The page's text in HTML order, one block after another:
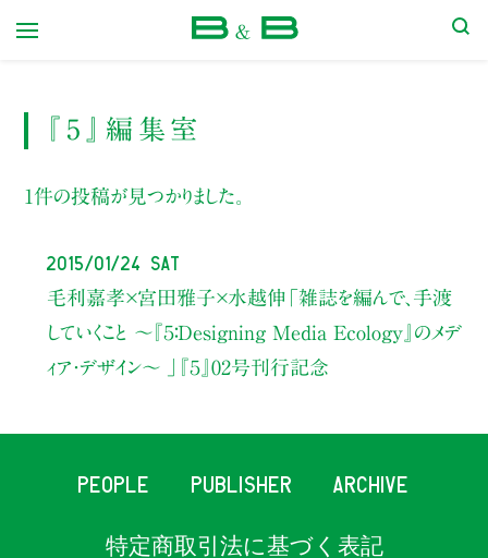
『5』編集室
1件の投稿が見つかりました。
2015/01/24 Sat
毛利嘉孝×宮田雅子×水越伸「雑誌を編んで、手渡
していくこと 〜『５：Designing Media Ecology』のメデ
ィア・デザイン〜 」『５』02号刊行記念
PEOPLE PUBLISHER ARCHIVE
特定商取引法に基づく表記